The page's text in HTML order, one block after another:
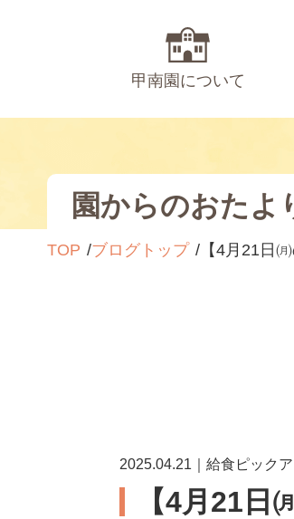
甲南園について
園からのおたよ
TOP ブログトップ 【4月21日
2025.04.21｜給食ピック
【4月21日